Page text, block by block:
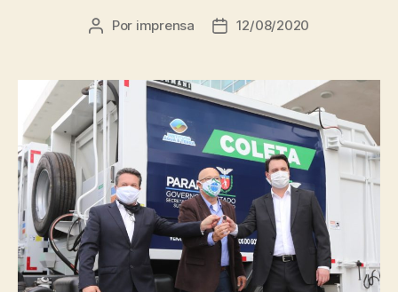
Autor
Por imprensa
Data12/08/2020